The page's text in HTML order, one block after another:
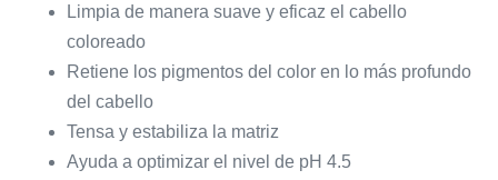
Limpia de manera suave y eficaz el cabello
coloreado
Retiene los pigmentos del color en lo más profundo
del cabello
Tensa y estabiliza la matriz
Ayuda a optimizar el nivel de pH 4.5